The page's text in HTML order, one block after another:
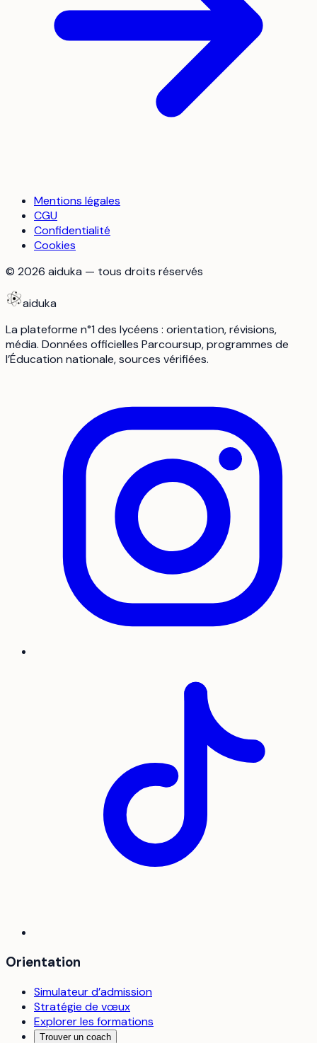
Mentions légales
CGU
Confidentialité
Cookies
© 2026 aiduka — tous droits réservés
aiduka
La plateforme n°1 des lycéens : orientation, révisions,
média. Données officielles Parcoursup, programmes de
l’Éducation nationale, sources vérifiées.
Orientation
Simulateur d’admission
Stratégie de vœux
Explorer les formations
Trouver un coach